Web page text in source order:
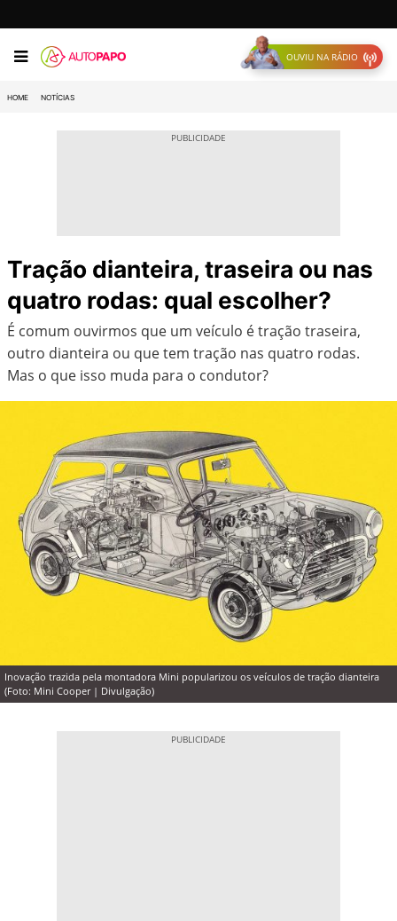
OUVIU NA RÁDIO
HOME NOTÍCIAS
Tração dianteira, traseira ou nas
quatro rodas: qual escolher?
É comum ouvirmos que um veículo é tração traseira,
outro dianteira ou que tem tração nas quatro rodas.
Mas o que isso muda para o condutor?
Inovação trazida pela montadora Mini popularizou os veículos de tração dianteira
(Foto: Mini Cooper | Divulgação)